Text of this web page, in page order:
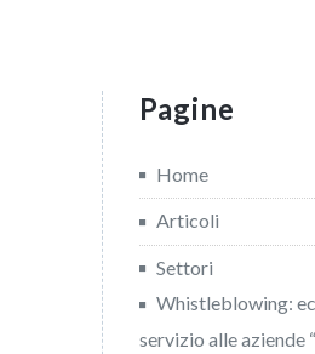
Pagine
Home
Articoli
Settori
Whistleblowing:
servizio alle aziende